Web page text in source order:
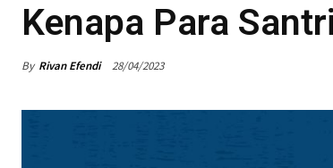
Kenapa Para
By Rivan Efendi 28/04/2023